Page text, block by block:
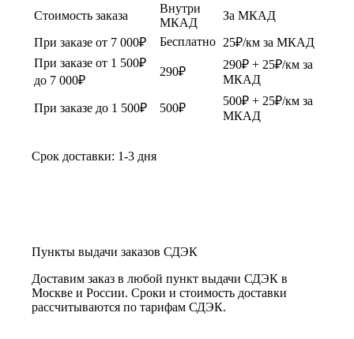
Стоимость заказа
Внутри
МКАД
За МКАД
При заказе от 7 000₽
Бесплатно 25₽/км за МКАД
При заказе от 1 500₽
до 7 000₽
290₽
290₽ + 25₽/км за
МКАД
При заказе до 1 500₽ 500₽
500₽ + 25₽/км за
МКАД
Срок доставки: 1-3 дня
Пункты выдачи заказов СДЭК
Доставим заказ в любой пункт выдачи СДЭК в
Москве и России. Сроки и стоимость доставки
рассчитываются по тарифам СДЭК.